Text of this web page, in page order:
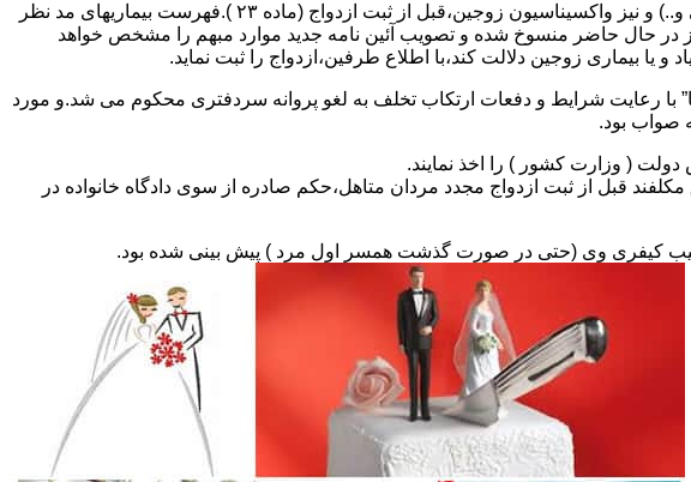
مطالبه و اخذ گواهی پزشکی معتبر مبنی بر عدم اعتیاد به مواد مخدر و عدم ابتلا به بیماریهای مسری ( سیفلیس،تالاسمی و..) و نیز واکسیناسیون زوجین،قبل از ثبت ازدواج (ماده ۲۳ ).فهرست بیماریهای مد نظر
در حال حاضر منسوخ شده و تصویب آئین نامه جدید موارد مبهم را مشخص خواهد
یا بیماری زوجین دلالت کند،با اطلاع طرفین،ازدواج را ثبت نماید.
با رعایت شرایط و دفعات ارتکاب تخلف به لغو پروانه سردفتری محکوم می شد.و مورد
صواب بود.
مجدد،دفانر ازدواج کما فی السابق مکلفند قبل از ثبت ازدواج مجدد مردان متاهل،حکم صادره از سوی دادگاه خانواده در
کیفری وی (حتی در صورت گذشت همسر اول مرد ) پیش بینی شده بود.